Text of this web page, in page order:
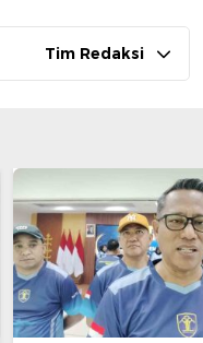
Tim Redaksi